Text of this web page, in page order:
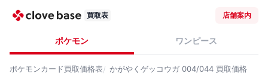
買取表 店舗案内
ポケモン ワンピース
ポケモンカード買取価格表 かがやくゲッコウガ 004/044 買取価格